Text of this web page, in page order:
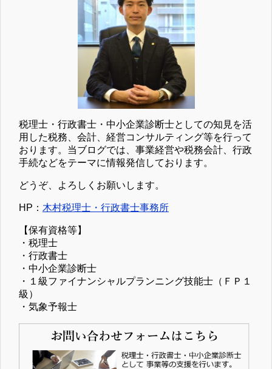
税理士・行政書士・中小企業診断士としての知見を活
用した税務、会計、経営コンサルティング等を行って
おります。当ブログでは、事業経営や税務会計、行政
手続などをテーマに情報発信しております。
どうぞ、よろしくお願いします。
HP： 木村税理士・行政書士事務所
【保有資格等】
・税理士
・行政書士
・中小企業診断士
・１級ファイナンシャルプランニング技能士（ＦＰ１
級）
・気象予報士